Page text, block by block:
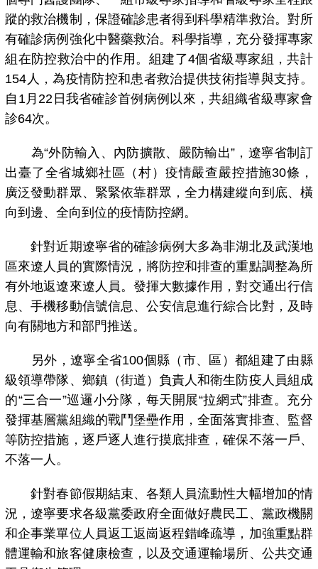
蹤的救治機制，保證確診患者得到科學精準救治。對所
有確診病例強化中醫藥救治。科學指導，充分發揮專家
組在防控救治中的作用。組建了4個省級專家組，共計
154人，為疫情防控和患者救治提供技術指導與支持。
自1月22日我省確診首例病例以來，共組織省級專家會
診64次。
為“外防輸入、內防擴散、嚴防輸出”，遼寧省制訂
出臺了全省城鄉社區（村）疫情嚴查嚴控措施30條，
廣泛發動群眾、緊緊依靠群眾，全力構建縱向到底、橫
向到邊、全向到位的疫情防控網。
針對近期遼寧省的確診病例大多為非湖北及武漢地
區來遼人員的實際情況，將防控和排查的重點調整為所
有外地返遼來遼人員。發揮大數據作用，對交通出行信
息、手機移動信號信息、公安信息進行綜合比對，及時
向有關地方和部門推送。
另外，遼寧全省100個縣（市、區）都組建了由縣
級領導帶隊、鄉鎮（街道）負責人和衛生防疫人員組成
的“三合一”巡邏小分隊，每天開展“拉網式”排查。充分
發揮基層黨組織的戰鬥堡壘作用，全面落實排查、監督
等防控措施，逐戶逐人進行摸底排查，確保不落一戶、
不落一人。
針對春節假期結束、各類人員流動性大幅增加的情
況，遼寧要求各級黨委政府全面做好農民工、黨政機關
和企事業單位人員返工返崗返程錯峰疏導，加強重點群
體運輸和旅客健康檢查，以及交通運輸場所、公共交通